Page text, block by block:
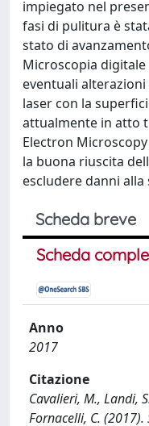
impiegato nel
fasi di pulitura è
stato di
Microscopia digitale
eventuali
laser con la
attualmente in atto
Electron
la buona riuscita
escludere danni
Scheda breve
Scheda
Anno
2017
Citazione
Cavalieri, M., Landi,
Fornacelli, C.